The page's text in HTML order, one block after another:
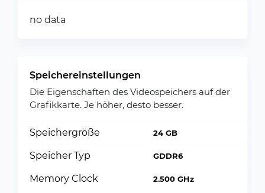
no data
Speichereinstellungen
Die Eigenschaften des Videospeichers auf der
Grafikkarte. Je höher, desto besser.
Speichergröße 24 GB
Speicher Typ GDDR6
Memory Clock 2.500 GHz